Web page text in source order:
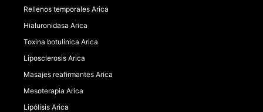
Rellenos temporales Arica
Hialuronidasa Arica
Toxina botulínica Arica
Liposclerosis Arica
Masajes reafirmantes Arica
Mesoterapia Arica
Lipólisis Arica